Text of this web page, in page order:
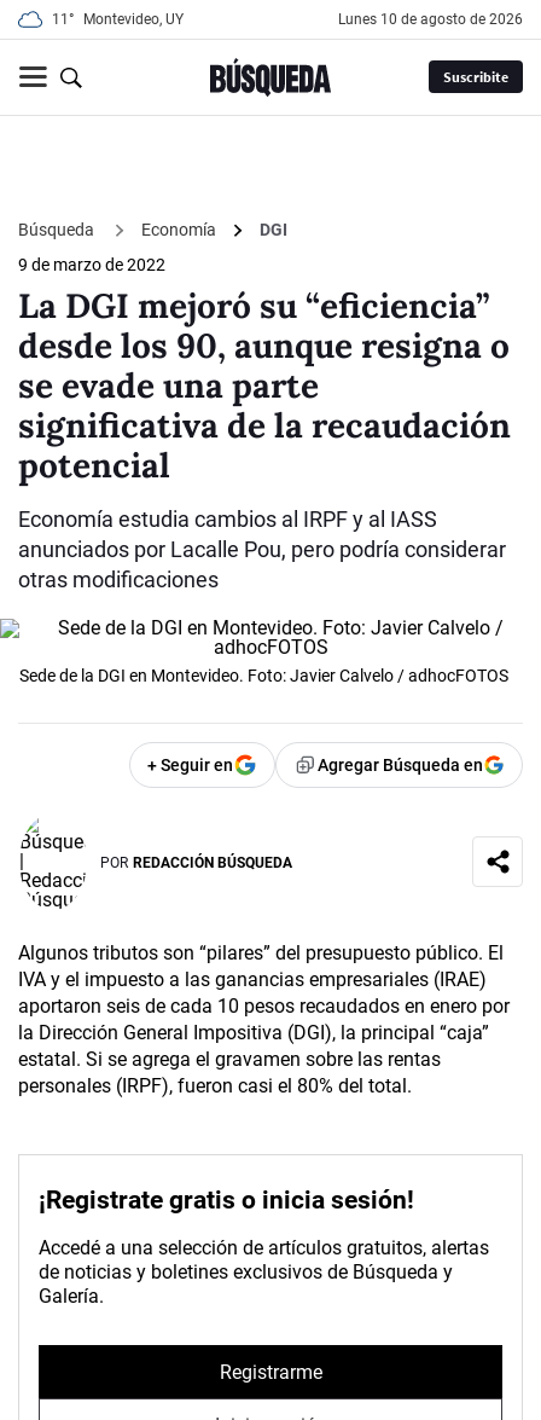
11° Montevideo, UY lunes 10 de agosto de 2026
Suscribite
Búsqueda Economía
DGI
9 de marzo de 2022
La DGI mejoró su “eficiencia”
desde los 90, aunque resigna o
se evade una parte
significativa de la recaudación
potencial
Economía estudia cambios al IRPF y al IASS
anunciados por Lacalle Pou, pero podría considerar
otras modificaciones
Sede de la DGI en Montevideo. Foto: Javier Calvelo / adhocFOTOS
+ Seguir en Agregar Búsqueda en
POR REDACCIÓN BÚSQUEDA
Algunos tributos son “pilares” del presupuesto público. El
IVA y el impuesto a las ganancias empresariales (IRAE)
aportaron seis de cada 10 pesos recaudados en enero por
la Dirección General Impositiva (DGI), la principal “caja”
estatal. Si se agrega el gravamen sobre las rentas
personales (IRPF), fueron casi el 80% del total.
¡Registrate gratis o inicia sesión!
Accedé a una selección de artículos gratuitos, alertas
de noticias y boletines exclusivos de Búsqueda y
Galería.
Registrarme